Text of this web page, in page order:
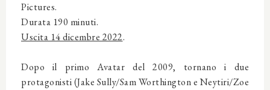
Pictures.
Durata 190 minuti.
Uscita 14 dicembre 2022.
Dopo il primo Avatar del 2009, tornano i due
protagonisti (Jake Sully/Sam Worthington e Neytiri/Zoe